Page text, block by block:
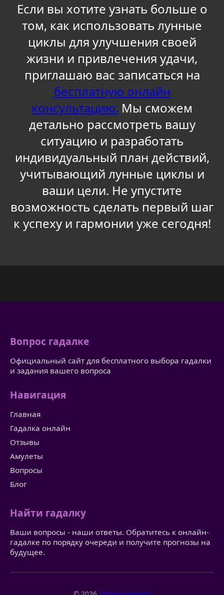
Если вы хотите узнать больше о
том, как использовать лунные
циклы для улучшения своей
жизни и привлечения удачи,
приглашаю вас записаться на
бесплатную онлайн
консультацию. Мы сможем
детально рассмотреть вашу
ситуацию и разработать
индивидуальный план действий,
учитывающий лунные циклы и
ваши цели. Не упустите
возможность сделать первый шаг
к успеху и гармонии уже сегодня!
Вопрос гадалке
Официальный сайт для бесплатного выбора гадалки
и задания вашего вопроса
Навигация
Главная
Гадалка онлайн
Отзывы
Амулеты
Вопросы
Блог
Найти гадалку
Ваши вопросы - наши ответы. Обратитесь к онлайн-
гадалке по порядку очереди и получите прогнозы на
будущее.